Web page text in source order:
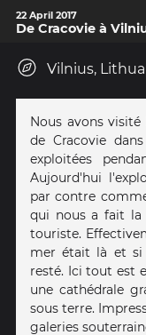
22 April 2017
De Cracovie à
Vilnius,
Nous avons
de Cracovie
exploitées
Aujourd'hui
par contre
qui nous a fait la
touriste.
mer était là et si
resté. Ici tout est
une cathédrale
sous terre.
galeries